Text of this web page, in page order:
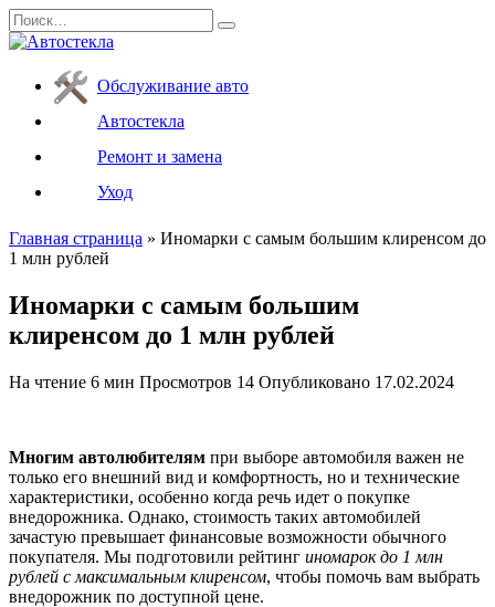
Перейти
к
Search
for:
Обслуживание авто
Автостекла
Ремонт и замена
Уход
Главная страница » Иномарки с самым большим клиренсом до
1 млн рублей
Иномарки с самым большим
клиренсом до 1 млн рублей
На чтение 6 мин Просмотров 14 Опубликовано 17.02.2024
Многим автолюбителям при выборе автомобиля важен не
только его внешний вид и комфортность, но и технические
характеристики, особенно когда речь идет о покупке
внедорожника. Однако, стоимость таких автомобилей
зачастую превышает финансовые возможности обычного
покупателя. Мы подготовили рейтинг иномарок до 1 млн
рублей с максимальным клиренсом, чтобы помочь вам выбрать
внедорожник по доступной цене.